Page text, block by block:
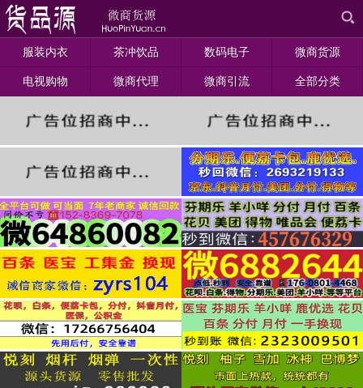
服装内衣 茶冲饮品 数码电子 微商货源
电视购物 微商代理 微商引流 全部分类